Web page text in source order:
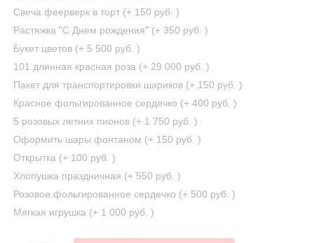
Свеча феерверк в торт (+ 150 руб. )
Растяжка "С Днем рождения" (+ 350 руб. )
Букет цветов (+ 5 500 руб. )
101 длинная красная роза (+ 29 000 руб. )
Пакет для транспортировки шариков (+ 150 руб. )
Красное фольгированное сердечко (+ 400 руб. )
5 розовых летних пионов (+ 1 750 руб. )
Оформить шары фонтаном (+ 150 руб. )
Открытка (+ 100 руб. )
Хлопушка праздничная (+ 550 руб. )
Розовое фольгированное сердечко (+ 500 руб. )
Мягкая игрушка (+ 1 000 руб. )